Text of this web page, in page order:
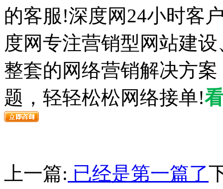
的客服!深度网24小时客
度网专注营销型网站建
整套的网络营销解决方
题，轻轻松松网络接单!
上一篇: 已经是第一篇了